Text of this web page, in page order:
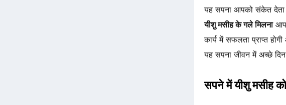
यह सपना आपको संकेत देता
यीशु मसीह के गले मिलना
कार्य में सफलता प्राप्त
यह सपना जीवन में अच्छे
सपने में यीशु मसीह